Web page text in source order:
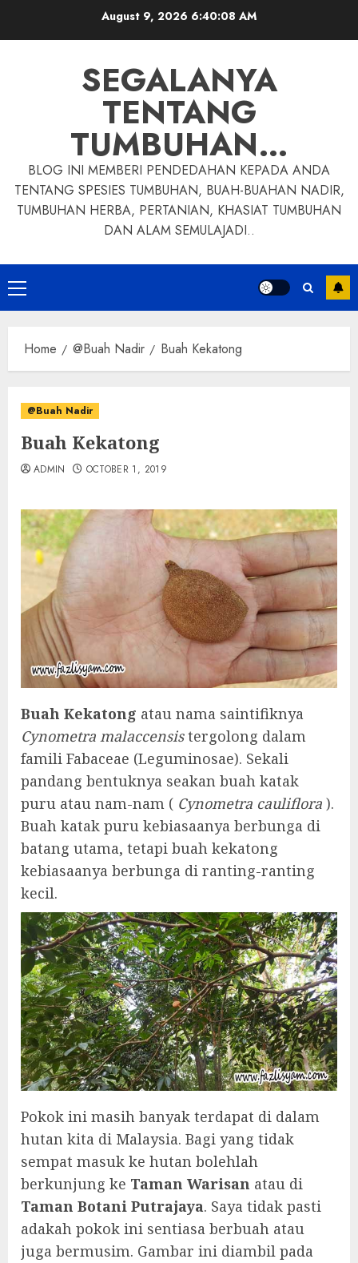
August 9, 2026 6:40:09 AM
SEGALANYA
TENTANG
TUMBUHAN…
BLOG INI MEMBERI PENDEDAHAN KEPADA ANDA
TENTANG SPESIES TUMBUHAN, BUAH-BUAHAN NADIR,
TUMBUHAN HERBA, PERTANIAN, KHASIAT TUMBUHAN
DAN ALAM SEMULAJADI..
Primary
Menu
Home @Buah Nadir Buah Kekatong
@Buah Nadir
Buah Kekatong
ADMIN OCTOBER 1, 2019
Buah Kekatong atau nama saintifiknya
Cynometra malaccensistergolong dalam
famili Fabaceae (Leguminosae). Sekali
pandang bentuknya seakan buah katak
puru atau nam-nam ( Cynometra cauliflora ).
Buah katak puru kebiasaanya berbunga di
batang utama, tetapi buah kekatong
kebiasaanya berbunga di ranting-ranting
kecil.
Pokok ini masih banyak terdapat di dalam
hutan kita di Malaysia. Bagi yang tidak
sempat masuk ke hutan bolehlah
berkunjung ke Taman Warisan atau di
Taman Botani Putrajaya. Saya tidak pasti
adakah pokok ini sentiasa berbuah atau
juga bermusim. Gambar ini diambil pada